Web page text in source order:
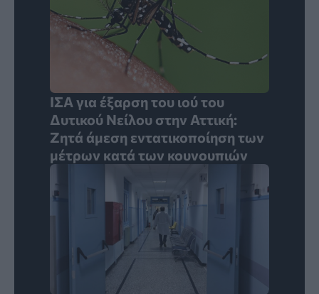
ΙΣΑ για έξαρση του ιού του
Δυτικού Νείλου στην Αττική:
Ζητά άμεση εντατικοποίηση των
μέτρων κατά των κουνουπιών